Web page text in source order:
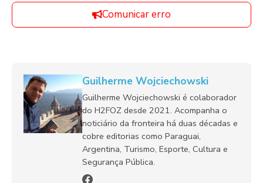
Comunicar erro
Guilherme Wojciechowski
Guilherme Wojciechowski é colaborador
do H2FOZ desde 2021. Acompanha o
noticiário da fronteira há duas décadas e
cobre editorias como Paraguai,
Argentina, Turismo, Esporte, Cultura e
Segurança Pública.